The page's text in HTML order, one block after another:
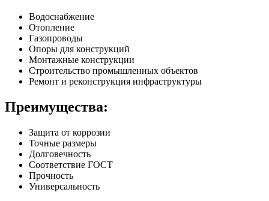
Водоснабжение
Отопление
Газопроводы
Опоры для конструкций
Монтажные конструкции
Строительство промышленных объектов
Ремонт и реконструкция инфраструктуры
Преимущества:
Защита от коррозии
Точные размеры
Долговечность
Соответствие ГОСТ
Прочность
Универсальность